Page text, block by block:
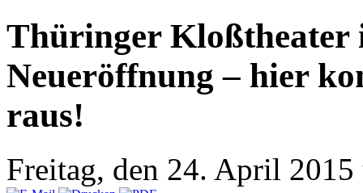
Thüringer
Neueröffnung – hier
raus!
Freitag, den 24. April